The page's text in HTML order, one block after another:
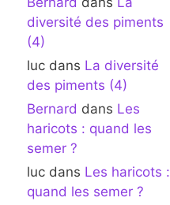
diversité des piments
(4)
luc dans La diversité
des piments (4)
Bernard dans Les
haricots : quand les
semer ?
luc dans Les haricots :
quand les semer ?